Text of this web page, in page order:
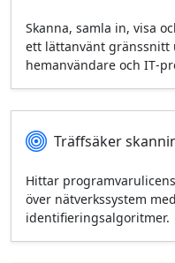
Skanna, samla in, visa
ett lättanvänt gränssnitt
hemanvändare och
Träffsäker
Hittar
över nätverkssystem
identifieringsalgoritmer.